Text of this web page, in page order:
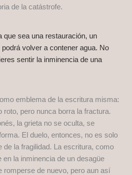
de la catástrofe.
que sea una restauración, un
volver a contener agua. No
sentir la inminencia de una
emblema de la escritura misma:
roto, pero nunca borra la fractura.
la grieta no se oculta, se
El duelo, entonces, no es solo
de la fragilidad. La escritura, como
en la inminencia de un desagüe
romperse de nuevo, pero aun así